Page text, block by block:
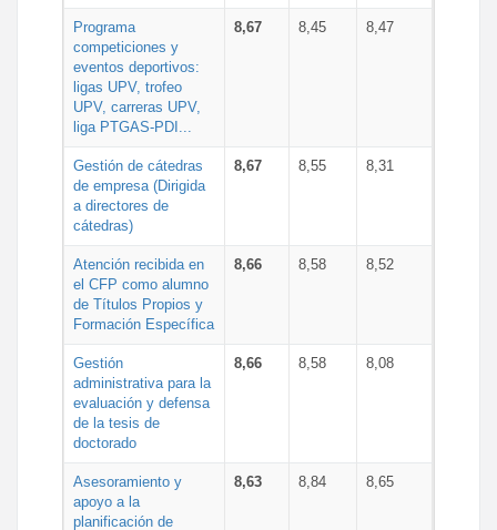
Programa
competiciones y
eventos deportivos:
ligas UPV, trofeo
UPV, carreras UPV,
liga PTGAS-PDI...
8,67 8,45 8,47
Gestión de cátedras
de empresa (Dirigida
a directores de
cátedras)
8,67 8,55 8,31
Atención recibida en
el CFP como alumno
de Títulos Propios y
Formación Específica
8,66 8,58 8,52
Gestión
administrativa para la
evaluación y defensa
de la tesis de
doctorado
8,66 8,58 8,08
Asesoramiento y
apoyo a la
planificación de
8,63 8,84 8,65